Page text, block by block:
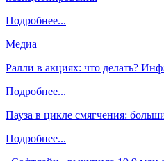
Подробнее...
Медиа
Ралли в акциях: что делать?
Подробнее...
Пауза в цикле смягчения:
Подробнее...